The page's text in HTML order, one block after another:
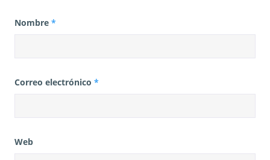
Nombre *
Correo electrónico *
Web